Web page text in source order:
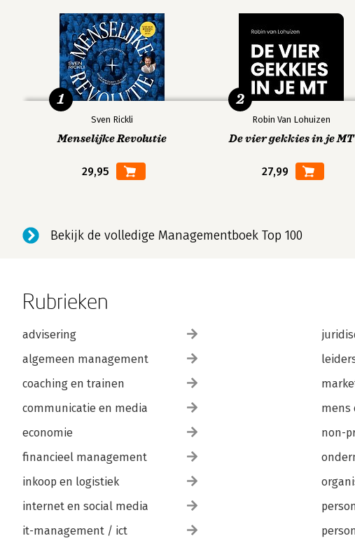
Sven Rickli
Menselijke Revolutie
29,95
1
Robin Van Lohuizen
De vier gekkies in je MT
27,99
2
Bekijk de volledige Managementboek Top 100
Rubrieken
advisering
algemeen management
coaching en trainen
communicatie en media
economie
financieel management
inkoop en logistiek
internet en social media
it-management / ict
mens
non-